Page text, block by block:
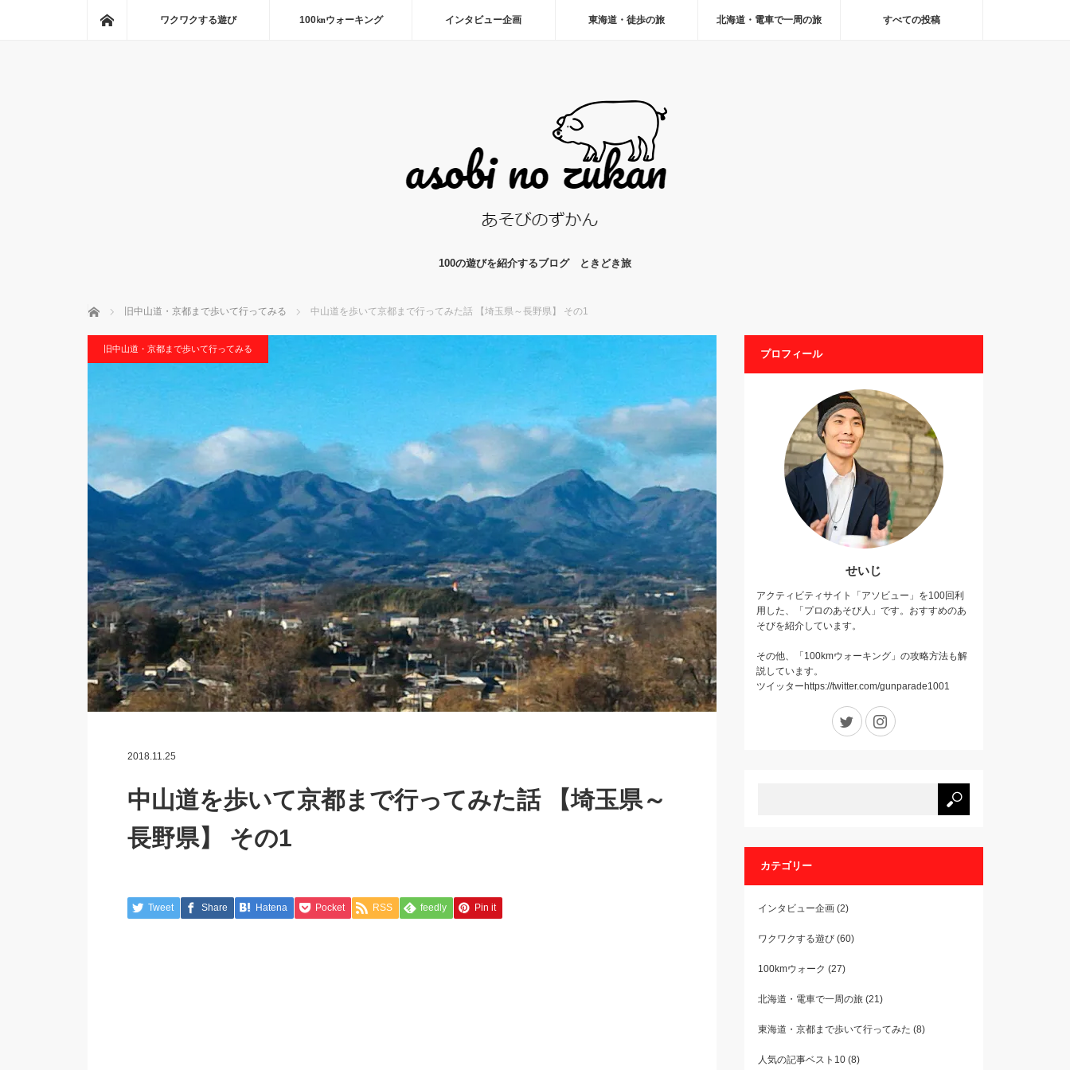
ホームワクワクする遊び 100㎞ウォーキング インタビュー企画 東海道・徒歩の旅 北海道・電車で一周の旅 すべての投稿
100の遊びを紹介するブログ ときどき旅
ホーム 旧中山道・京都まで歩いて行ってみる 中山道を歩いて京都まで行ってみた話 【埼玉県～長野県】 その1
旧中山道・京都まで歩いて行ってみる
2018.11.25
中山道を歩いて京都まで行ってみた話 【埼玉県～
長野県】 その1
Tweet Share Hatena Pocket RSS feedly Pin it
プロフィール
せいじ
アクティビティサイト「アソビュー」を100回利
用した、「プロのあそび人」です。おすすめのあ
そびを紹介しています。
その他、「100kmウォーキング」の攻略方法も解
説しています。
ツイッターhttps://twitter.com/gunparade1001
Twitter
カテゴリー
インタビュー企画(2)
ワクワクする遊び(60)
100kmウォーク (27)
北海道・電車で一周の旅 (21)
東海道・京都まで歩いて行ってみた (8)
人気の記事ベスト10(8)